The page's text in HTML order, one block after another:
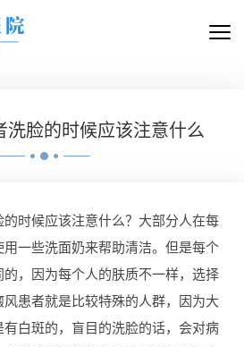
洗脸的时候应该注意什么
时候应该注意什么？大部分人在每
一些洗面奶来帮助清洁。但是每个
，因为每个人的肤质不一样，选择
患者就是比较特殊的人群，因为大
白斑的，盲目的洗脸的话，会对病